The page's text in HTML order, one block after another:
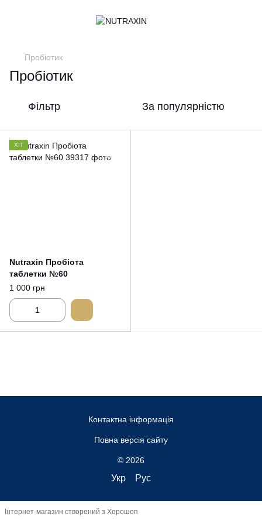
Пробіотик
Пробіотик
Фільтр За популярністю
ХІТ
Nutraxin Пробіота
таблетки №60
1 000 грн
Контактна інформація
Повна версія сайту
© 2026
Укр Рус
Інтернет-магазин створений з Хорошоп